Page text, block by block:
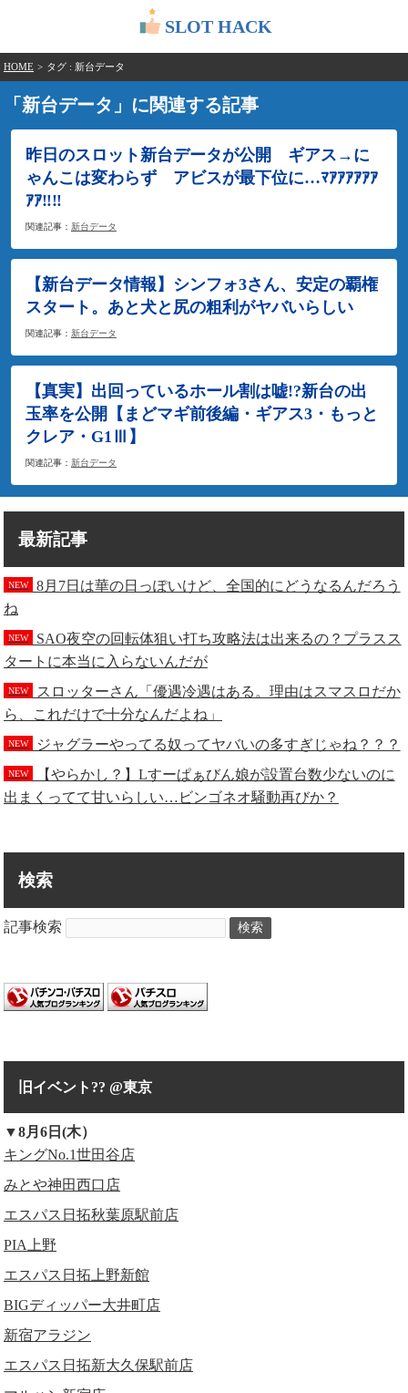
SLOT HACK
HOME > タグ : 新台データ
「新台データ」に関連する記事
昨日のスロット新台データが公開 ギアス→に
ゃんこは変わらず アビスが最下位に…ﾏｱｱｱｱｱｱ
ｱｱ‼‼
関連記事： 新台データ
【新台データ情報】シンフォ3さん、安定の覇権
スタート。あと犬と尻の粗利がヤバいらしい
関連記事： 新台データ
【真実】出回っているホール割は嘘!?新台の出
玉率を公開【まどマギ前後編・ギアス3・もっと
クレア・G1Ⅲ】
関連記事： 新台データ
最新記事
NEW
8月7日は華の日っぽいけど、全国的にどうなるんだろう
ね
NEW
SAO夜空の回転体狙い打ち攻略法は出来るの？プラスス
タートに本当に入らないんだが
NEW
スロッターさん「優遇冷遇はある。理由はスマスロだか
ら、これだけで十分なんだよね」
NEW ジャグラーやってる奴ってヤバいの多すぎじゃね？？？
NEW
【やらかし？】Lすーぱぁびん娘が設置台数少ないのに
出まくってて甘いらしい…ビンゴネオ騒動再びか？
検索
記事検索 検索
旧イベント?? @東京
▼8月6日(木）
キングNo.1世田谷店
みとや神田西口店
エスパス日拓秋葉原駅前店
PIA上野
エスパス日拓上野新館
BIGディッパー大井町店
新宿アラジン
エスパス日拓新大久保駅前店